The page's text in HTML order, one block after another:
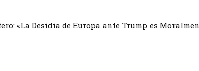
«La Desidia de Europa ante Trump es